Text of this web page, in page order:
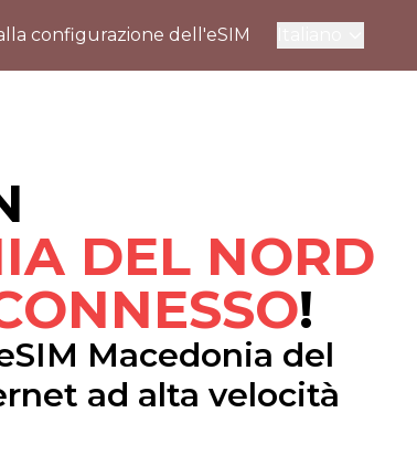
configurazione dell'eSIM
DEL NORD
!
Macedonia del
ad alta velocità